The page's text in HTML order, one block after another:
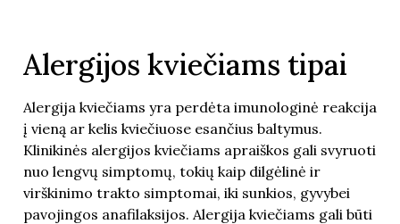
Alergijos kviečiams tipai
Alergija kviečiams yra perdėta imunologinė reakcija
į vieną ar kelis kviečiuose esančius baltymus.
Klinikinės alergijos kviečiams apraiškos gali svyruoti
nuo lengvų simptomų, tokių kaip dilgėlinė ir
virškinimo trakto simptomai, iki sunkios, gyvybei
pavojingos anafilaksijos. Alergija kviečiams gali būti